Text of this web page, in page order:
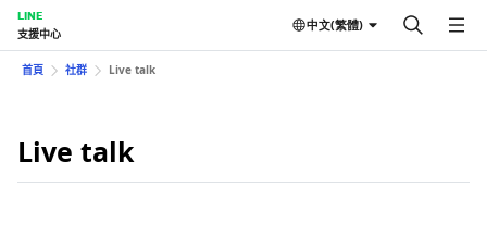
LINE
支援中心
中文(繁體)
首頁 社群 Live talk
Live talk